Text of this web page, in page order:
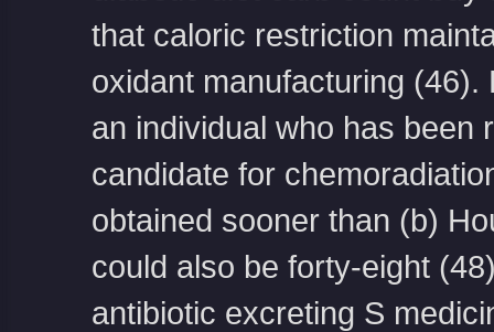
that caloric restriction
oxidant manufacturing
an individual who has been
candidate for
obtained sooner than (b)
could also be forty-eight
antibiotic excreting S